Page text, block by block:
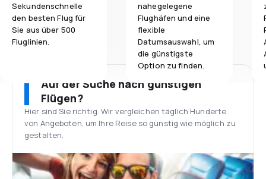
Sekundenschnelle
den besten Flug für
Sie aus über 500
Fluglinien.
nahegelegene
Flughäfen und eine
flexible
Datumsauswahl, um
die günstigste
Option zu finden.
Auf der Suche nach günstigen
Flügen?
Hier sind Sie richtig. Wir vergleichen täglich Hunderte
von Angeboten, um Ihre Reise so günstig wie möglich zu
gestalten.